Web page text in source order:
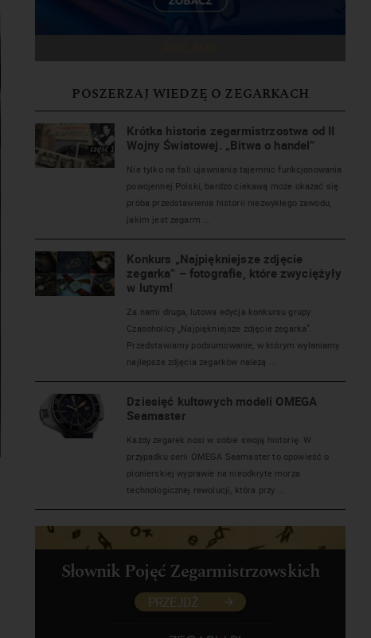
POSZERZAJ WIEDZĘ O ZEGARKACH
Krótka historia zegarmistrzostwa od II
Wojny Światowej. „Bitwa o handel”
Nie tylko na fali ujawniania tajemnic funkcjonowania
powojennej Polski, bardzo ciekawą może okazać się
próba przedstawienia historii niezwykłego zawodu,
jakim jest zegarm ...
Konkurs „Najpiękniejsze zdjęcie
zegarka” – fotografie, które zwyciężyły
w lutym!
Za nami druga, lutowa edycja konkursu grupy
Czasoholicy „Najpiękniejsze zdjęcie zegarka”.
Przedstawiamy podsumowanie, w którym wyłaniamy
najlepsze zdjęcia zegarków należą ...
Dziesięć kultowych modeli OMEGA
Seamaster
Każdy zegarek nosi w sobie swoją historię. W
przypadku serii OMEGA Seamaster to opowieść o
pionierskiej wyprawie na nieodkryte morza
technologicznej rewolucji, która przy ...
Słownik Pojęć Zegarmistrzowskich
PRZEJDŹ